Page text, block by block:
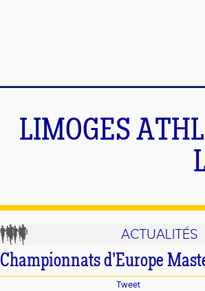
LIMOGES
ACTUALITÉS
Championnats d'Europe
Tweet